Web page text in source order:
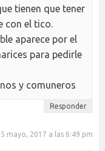
tienen que tener
con el tico.
aparece por el
para pedirle
y comuneros
Responder
mayo, 2017 a las 6:49 pm